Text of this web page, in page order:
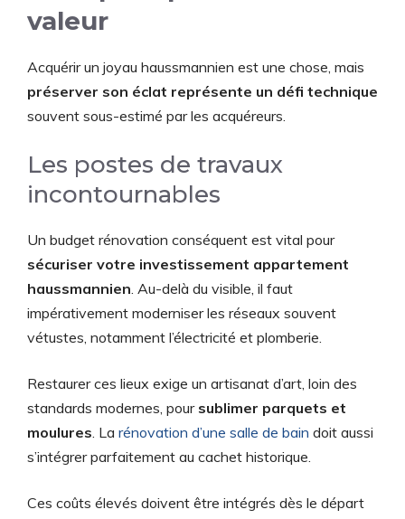
valeur
Acquérir un joyau haussmannien est une chose, mais
préserver son éclat représente un défi technique
souvent sous-estimé par les acquéreurs.
Les postes de travaux
incontournables
Un budget rénovation conséquent est vital pour
sécuriser votre investissement appartement
haussmannien. Au-delà du visible, il faut
impérativement moderniser les réseaux souvent
vétustes, notamment l’électricité et plomberie.
Restaurer ces lieux exige un artisanat d’art, loin des
standards modernes, pour sublimer parquets et
moulures. La rénovation d’une salle de bain doit aussi
s’intégrer parfaitement au cachet historique.
Ces coûts élevés doivent être intégrés dès le départ